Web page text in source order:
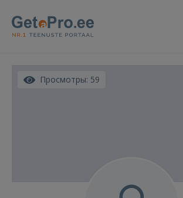
Просмотры: 59